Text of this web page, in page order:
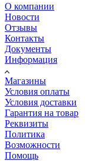
О компании
Новости
Отзывы
Контакты
Документы
Информация
Магазины
Условия оплаты
Условия доставки
Гарантия на товар
Реквизиты
Политика
Возможности
Помощь